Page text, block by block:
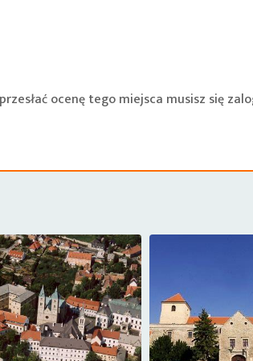
ocenę tego miejsca musisz się